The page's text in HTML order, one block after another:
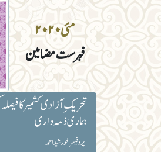
مئی ۲۰۲۰
فہرست مضامین
تحریک ِ آزادی کشمیر کا
ہماری ذمہ داری
پروفیسر خورشید احمد